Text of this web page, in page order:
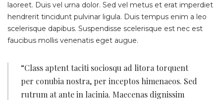
laoreet. Duis vel urna dolor. Sed vel metus et erat imperdiet
hendrerit tincidunt pulvinar ligula. Duis tempus enim a leo
scelerisque dapibus. Suspendisse scelerisque est nec est
faucibus mollis venenatis eget augue.
“Class aptent taciti sociosqu ad litora torquent
per conubia nostra, per inceptos himenaeos. Sed
rutrum at ante in lacinia. Maecenas dignissim